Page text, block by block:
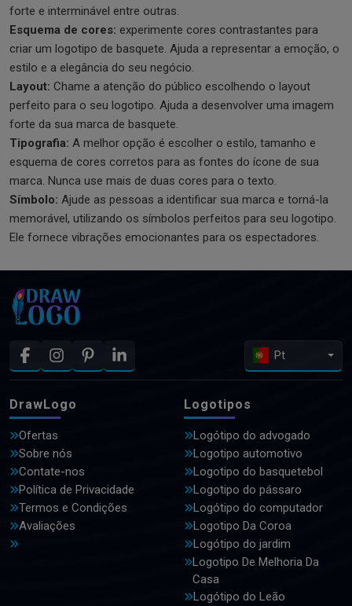
forte e interminável entre outras.
Esquema de cores: experimente cores contrastantes para
criar um logotipo de basquete. Ajuda a representar a emoção, o
estilo e a elegância do seu negócio.
Layout: Chame a atenção do público escolhendo o layout
perfeito para o seu logotipo. Ajuda a desenvolver uma imagem
forte da sua marca de basquete.
Tipografia: A melhor opção é escolher o estilo, tamanho e
esquema de cores corretos para as fontes do ícone de sua
marca. Nunca use mais de duas cores para o texto.
Símbolo: Ajude as pessoas a identificar sua marca e torná-la
memorável, utilizando os símbolos perfeitos para seu logotipo.
Ele fornece vibrações emocionantes para os espectadores.
Pt
DrawLogo
Ofertas
Sobre nós
Contate-nos
Política de Privacidade
Termos e Condições
Avaliações
Logotipos
Logótipo do advogado
Logotipo automotivo
Logotipo do basquetebol
Logotipo do pássaro
Logótipo do computador
Logotipo Da Coroa
Logótipo do jardim
Logotipo De Melhoria Da
Casa
Logótipo do Leão